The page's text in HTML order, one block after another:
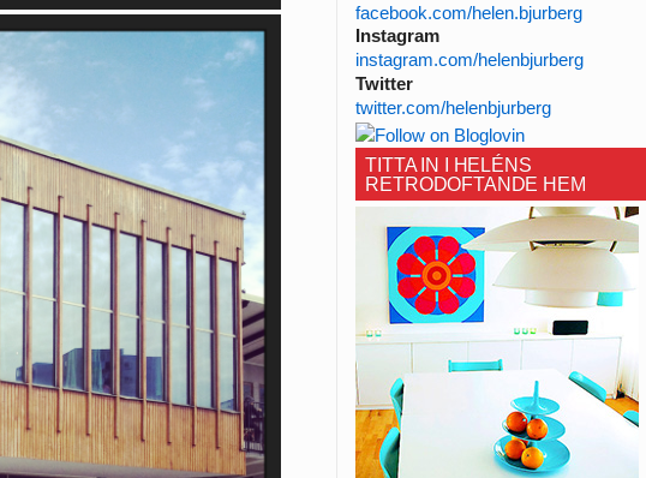
facebook.com/helen.bjurberg
Instagram
instagram.com/helenbjurberg
Twitter
twitter.com/helenbjurberg
TITTA IN I HELÉNS
RETRODOFTANDE HEM